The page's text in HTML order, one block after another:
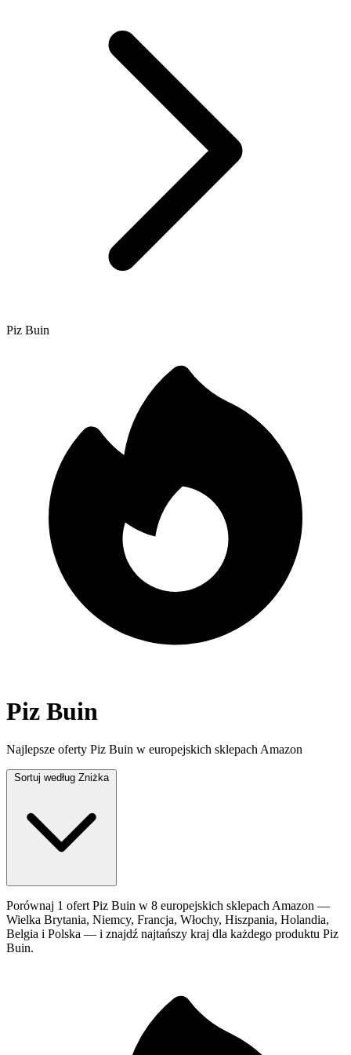
Piz Buin
Piz Buin
Najlepsze oferty Piz Buin w europejskich sklepach Amazon
Sortuj według Zniżka
Porównaj 1 ofert Piz Buin w 8 europejskich sklepach Amazon —
Wielka Brytania, Niemcy, Francja, Włochy, Hiszpania, Holandia,
Belgia i Polska — i znajdź najtańszy kraj dla każdego produktu Piz
Buin.